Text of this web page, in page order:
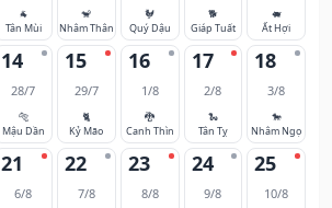
🐐
Tân Mùi
🐒
Nhâm Thân
🐓
Quý Dậu
🐕
Giáp Tuất
🐖
Ất Hợi
14
28/7
🐅
Mậu Dần
15
29/7
🐈
Kỷ Mão
16
1/8
🐉
Canh Thìn
17
2/8
🐍
Tân Tỵ
18
3/8
🐎
Nhâm Ngọ
21
6/8
22
7/8
23
8/8
24
9/8
25
10/8